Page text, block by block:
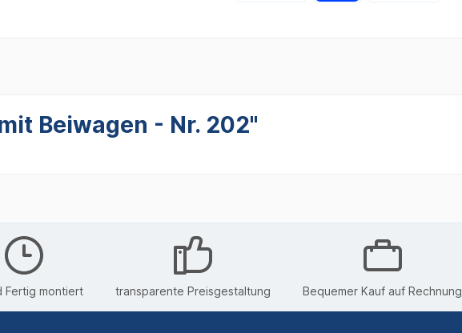
Beiwagen - Nr. 202"
Fertig montiert transparente Preisgestaltung Bequemer Kauf auf Rechnung